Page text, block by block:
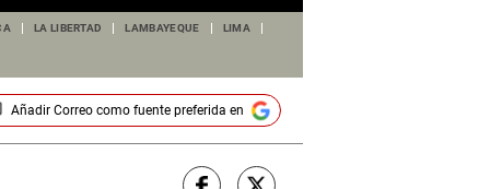
de
LA LIBERTAD LAMBAYEQUE LIMA
Añadir Correocomo fuente preferida en